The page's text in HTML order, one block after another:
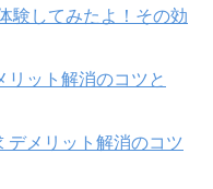
験してみたよ！その効
リット解消のコツと
デメリット解消のコツ